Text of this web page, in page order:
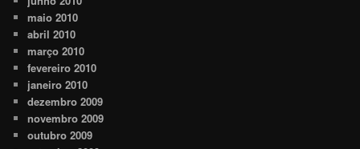
maio 2010
abril 2010
março 2010
fevereiro 2010
janeiro 2010
dezembro 2009
novembro 2009
outubro 2009